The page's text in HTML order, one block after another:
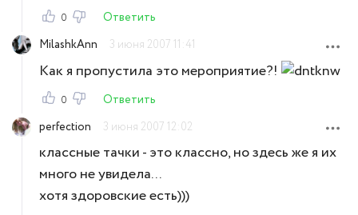
0
Ответить
MilashkAnn
3 июня 2007 11:41
Как я пропустила это мероприятие?!
0
Ответить
perfection
3 июня 2007 12:02
классные тачки - это классно, но здесь же я их
много не увидела...
хотя здоровские есть)))